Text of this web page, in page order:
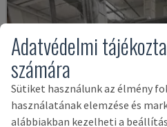
Adatvédelmi
számára
Sütiket használunk az élmény
használatának elemzése és
alábbiakban kezelheti a